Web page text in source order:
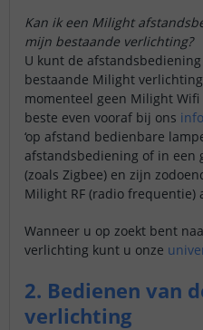
Kan ik een Milight
mijn bestaande verlichting?
U kunt de
bestaande Milight
momenteel geen Milight
beste even vooraf bij ons
‘op afstand bedienbare
afstandsbediening of in een
(zoals Zigbee) en zijn
Milight RF (radio frequentie)
Wanneer u op zoekt bent
verlichting kunt u onze
2. Bedienen van
verlichting